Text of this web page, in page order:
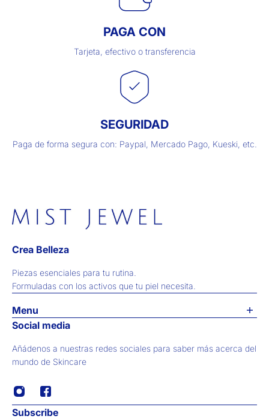
PAGA CON
Tarjeta, efectivo o transferencia
SEGURIDAD
Paga de forma segura con: Paypal, Mercado Pago, Kueski, etc.
Crea Belleza
Piezas esenciales para tu rutina.
Formuladas con los activos que tu piel necesita.
Menu
Preguntas & Respuestas
Testimonios
Búsqueda
Social media
Añádenos a nuestras redes sociales para saber más acerca del
mundo de Skincare
Subscribe